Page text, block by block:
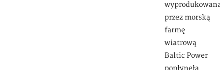
przez morską
farmę
wiatrową
Baltic Power
popłynęła